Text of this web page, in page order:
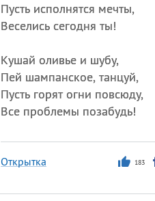
Пусть исполнятся мечты,
Веселись сегодня ты!
Кушай оливье и шубу,
Пей шампанское, танцуй,
Пусть горят огни повсюду,
Все проблемы позабудь!
Открытка 183